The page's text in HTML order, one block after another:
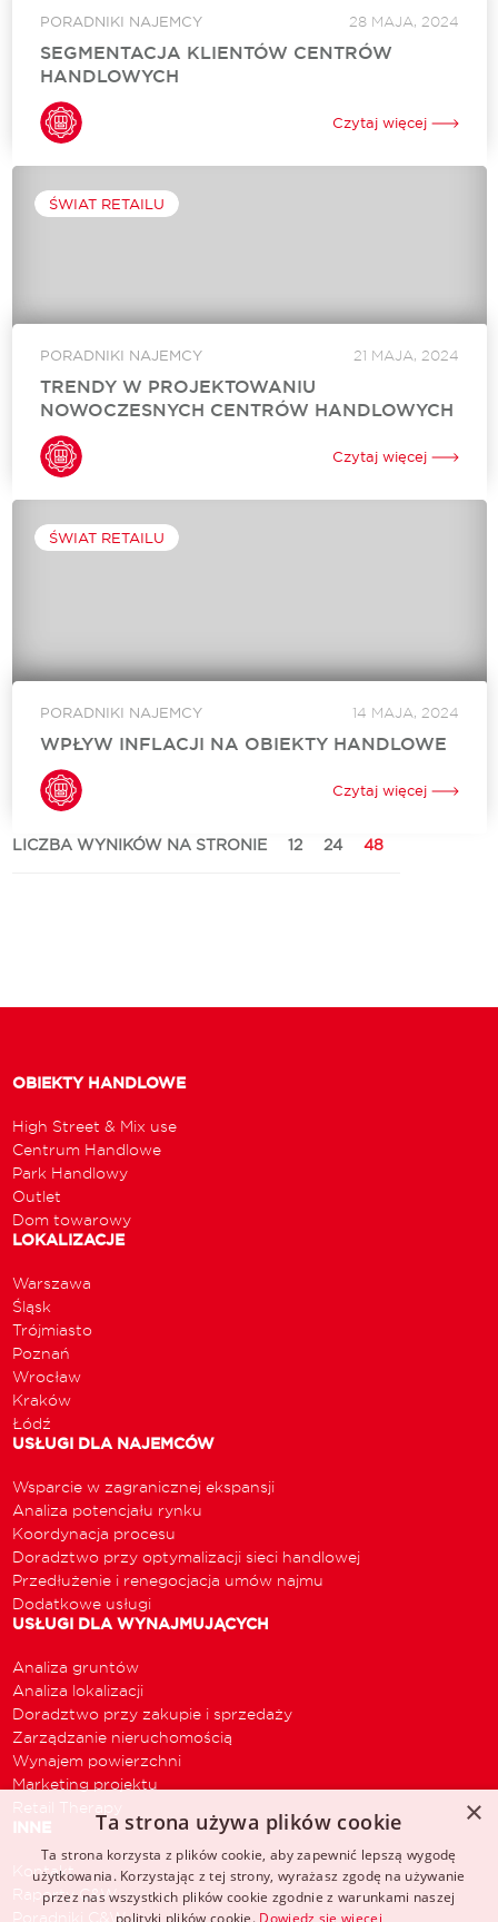
PORADNIKI NAJEMCY 28 MAJA, 2024
SEGMENTACJA KLIENTÓW CENTRÓW
HANDLOWYCH
Gdzie jest zlokalizowany Twój obiekt handlowy? Ulica, osiedle
mieszkaniowe, lokalizacja biurowa? A może centrum
handlowe? W zależności od danego miejsca profil
ich...
Czytaj więcej
ŚWIAT RETAILU
PORADNIKI NAJEMCY 21 MAJA, 2024
TRENDY W PROJEKTOWANIU
NOWOCZESNYCH CENTRÓW HANDLOWYCH
Trendy w projektowaniu centrów handlowych zmieniają się,
więc wszystkie obiekty handlowe przechodzą obecnie
głęboką transformację, dostosowując się do zmieniających się
Projektanci i deweloperzy stoją...
Czytaj więcej
ŚWIAT RETAILU
PORADNIKI NAJEMCY 14 MAJA, 2024
WPŁYW INFLACJI NA OBIEKTY HANDLOWE
Inflacja, czyli wzrost ogólnego poziomu cen dóbr i usług w
gospodarce, ma szerokie i złożone konsekwencje dla różnych
sektorów gospodarki. Nie omija ona również sektora
Czytaj więcej
LICZBA WYNIKÓW NA STRONIE 12 24 48
OBIEKTY HANDLOWE
High Street & Mix use
Centrum Handlowe
Park Handlowy
Outlet
Dom towarowy
LOKALIZACJE
Warszawa
Śląsk
Trójmiasto
Poznań
Wrocław
Kraków
Łódź
USŁUGI DLA NAJEMCÓW
Wsparcie w zagranicznej ekspansji
Analiza potencjału rynku
Koordynacja procesu
Doradztwo przy optymalizacji sieci handlowej
Przedłużenie i renegocjacja umów najmu
Dodatkowe usługi
USŁUGI DLA WYNAJMUJĄCYCH
Analiza gruntów
Analiza lokalizacji
Doradztwo przy zakupie i sprzedaży
Zarządzanie nieruchomością
Wynajem powierzchni
Marketing projektu
Retail Therapy
INNE
Kontakt
Raporty C&W
Poradniki C&W
×
Ta strona używa plików cookie
Ta strona korzysta z plików cookie, aby zapewnić lepszą wygodę
użytkowania. Korzystając z tej strony, wyrażasz zgodę na używanie
przez nas wszystkich plików cookie zgodnie z warunkami naszej
polityki plików cookie. Dowiedz się więcej